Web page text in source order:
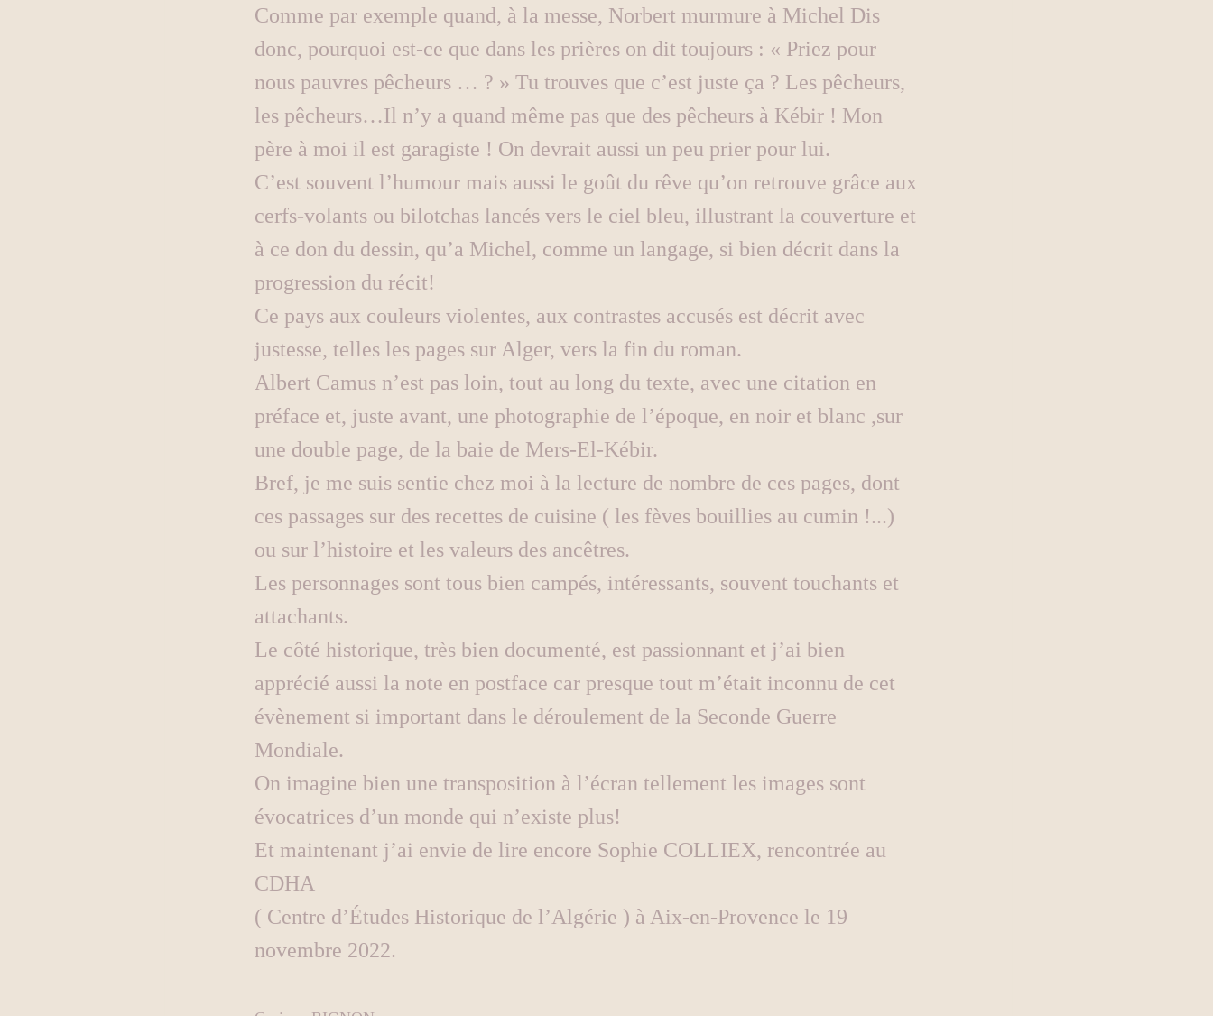
Comme par exemple quand, à la messe, Norbert murmure à Michel Dis
donc, pourquoi est-ce que dans les prières on dit toujours : « Priez pour
nous pauvres pêcheurs … ? » Tu trouves que c’est juste ça ? Les pêcheurs,
les pêcheurs…Il n’y a quand même pas que des pêcheurs à Kébir ! Mon
père à moi il est garagiste ! On devrait aussi un peu prier pour lui.
C’est souvent l’humour mais aussi le goût du rêve qu’on retrouve grâce aux
cerfs-volants ou bilotchas lancés vers le ciel bleu, illustrant la couverture et
à ce don du dessin, qu’a Michel, comme un langage, si bien décrit dans la
progression du récit!
Ce pays aux couleurs violentes, aux contrastes accusés est décrit avec
justesse, telles les pages sur Alger, vers la fin du roman.
Albert Camus n’est pas loin, tout au long du texte, avec une citation en
préface et, juste avant, une photographie de l’époque, en noir et blanc ,sur
une double page, de la baie de Mers-El-Kébir.
Bref, je me suis sentie chez moi à la lecture de nombre de ces pages, dont
ces passages sur des recettes de cuisine ( les fèves bouillies au cumin !...)
ou sur l’histoire et les valeurs des ancêtres.
Les personnages sont tous bien campés, intéressants, souvent touchants et
attachants.
Le côté historique, très bien documenté, est passionnant et j’ai bien
apprécié aussi la note en postface car presque tout m’était inconnu de cet
évènement si important dans le déroulement de la Seconde Guerre
Mondiale.
On imagine bien une transposition à l’écran tellement les images sont
évocatrices d’un monde qui n’existe plus!
Et maintenant j’ai envie de lire encore Sophie COLLIEX, rencontrée au
CDHA
( Centre d’Études Historique de l’Algérie ) à Aix-en-Provence le 19
novembre 2022.